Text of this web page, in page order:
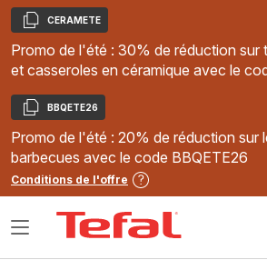
Copier
CERAMETE
Promo de l'été : 30% de réduction sur
et casseroles en céramique avec le
Copier
BBQETE26
Promo de l'été : 20% de réduction sur
barbecues avec le code BBQETE26
Conditions de l'offre
Ouvrir